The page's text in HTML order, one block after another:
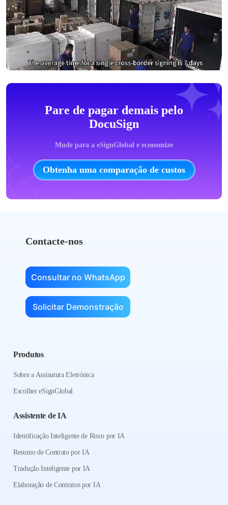
Pare de pagar demais pelo
DocuSign
Mude para a eSignGlobal e economize
Obtenha uma comparação de custos
Contacte-nos
Consultar no WhatsApp
Solicitar Demonstração
Produtos
Sobre a Assinatura Eletrónica
Escolher eSignGlobal
Assistente de IA
Identificação Inteligente de Risco por IA
Resumo de Contrato por IA
Tradução Inteligente por IA
Elaboração de Contratos por IA